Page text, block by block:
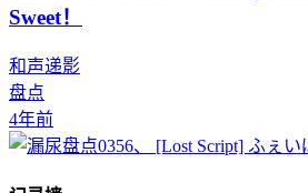
Sweet！
和声递影
盘点
4年前